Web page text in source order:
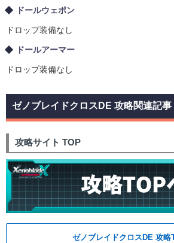
ドールウェポン
ドロップ装備なし
ドールアーマー
ドロップ装備なし
ゼノブレイドクロスDE 攻略関連記事
攻略サイト TOP
ゼノブレイドクロスDE 攻略